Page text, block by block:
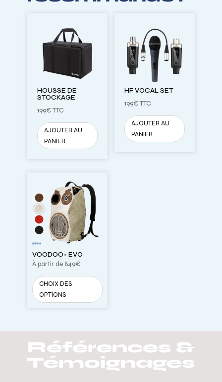
HOUSSE DE
STOCKAGE
199€TTC
AJOUTER AU
PANIER
HF VOCAL SET
199€TTC
AJOUTER AU
PANIER
VOODOO+ EVO
À partir de 849€
CHOIX DES
OPTIONS
produit
Les
options
peuvent
être
Références &
Témoignages